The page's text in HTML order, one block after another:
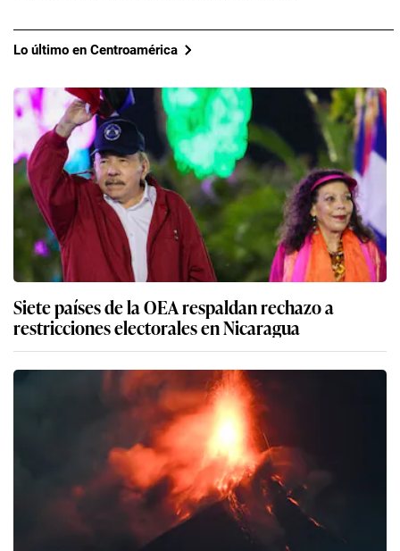
Lo último en Centroamérica
Siete países de la OEA respaldan rechazo a
restricciones electorales en Nicaragua